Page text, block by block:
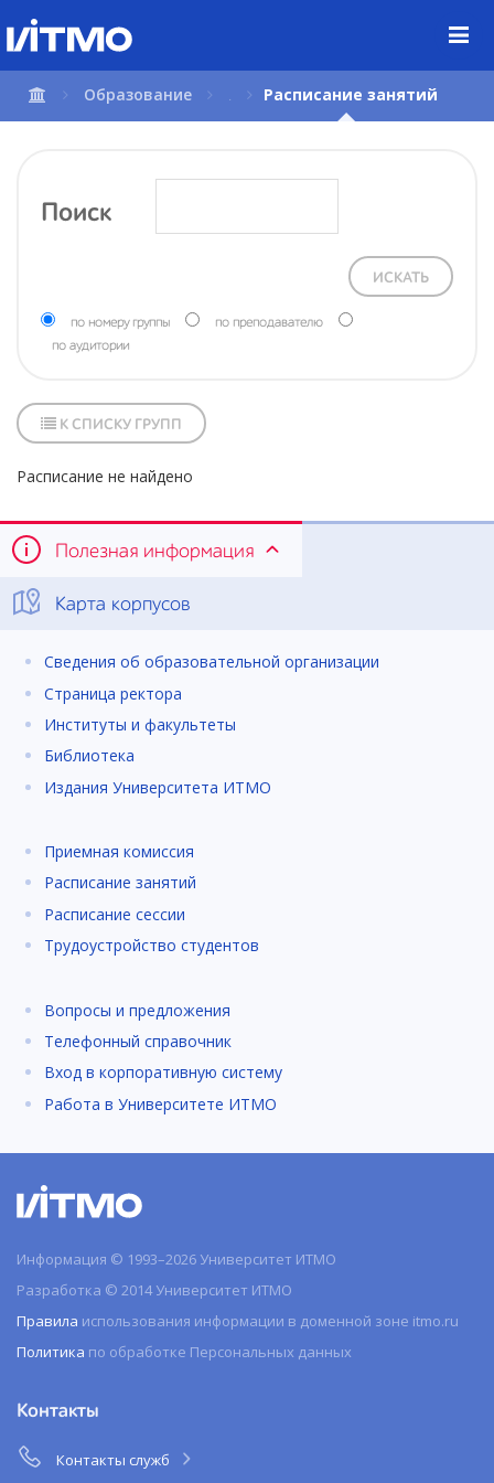
содержимому
страницы.
Образование
. Расписание занятий
Поиск
ИСКАТЬ
по номеру группы
по преподавателю
по аудитории
К СПИСКУ ГРУПП
Расписание не найдено
Полезная информация
Карта корпусов
Сведения об образовательной организации
Страница ректора
Институты и факультеты
Библиотека
Издания Университета ИТМО
Приемная комиссия
Расписание занятий
Расписание сессии
Трудоустройство студентов
Вопросы и предложения
Телефонный справочник
Вход в корпоративную систему
Работа в Университете ИТМО
Информация © 1993–2026 Университет ИТМО
Разработка © 2014 Университет ИТМО
Правила использования информации в доменной зоне itmo.ru
Политика по обработке Персональных данных
Контакты
Контакты служб